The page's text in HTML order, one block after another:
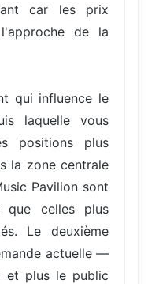
car les prix
de la
qui influence le
laquelle vous
positions plus
la zone centrale
Pavilion sont
que celles plus
Le deuxième
actuelle —
et plus le public